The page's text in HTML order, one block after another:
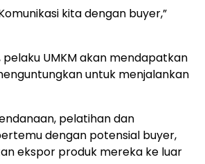
kita dengan buyer,”
pelaku UMKM akan mendapatkan
untuk menjalankan
pelatihan dan
dengan potensial buyer,
ekspor produk mereka ke luar